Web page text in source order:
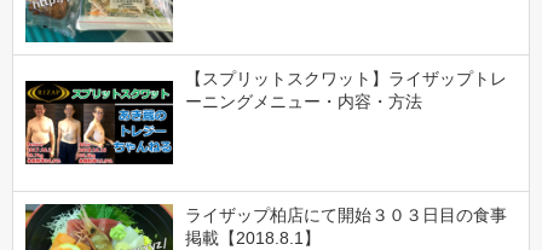
【スプリットスクワット】ライザップトレ
ーニングメニュー・内容・方法
ライザップ柏店にて開始３０３日目の食事
掲載【2018.8.1】